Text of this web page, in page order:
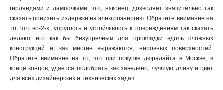
гирляндами и лампочками, что, наконец, дозволяет значительно так
сказать понизить издержки на электроэнергию. Обратите внимание на
то, что во-2-х, упругость и устойчивость к повреждениям так сказать
делают его как бы безупречным для прокладки вдоль сложных
конструкций и, как многие выражаются, неровных поверхностей.
Обратите внимание на то, что при покупке дюралайта в Москве, в
конце концов, удается подобрать, как заведено, лучшую длину и цвет
для всех дизайнерских и технических задач.